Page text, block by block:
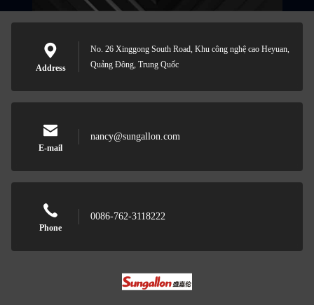
Address
No. 26 Xinggong South Road, Khu công nghệ cao Heyuan,
Quảng Đông, Trung Quốc
E-mail
nancy@sungallon.com
Phone
0086-762-3118222